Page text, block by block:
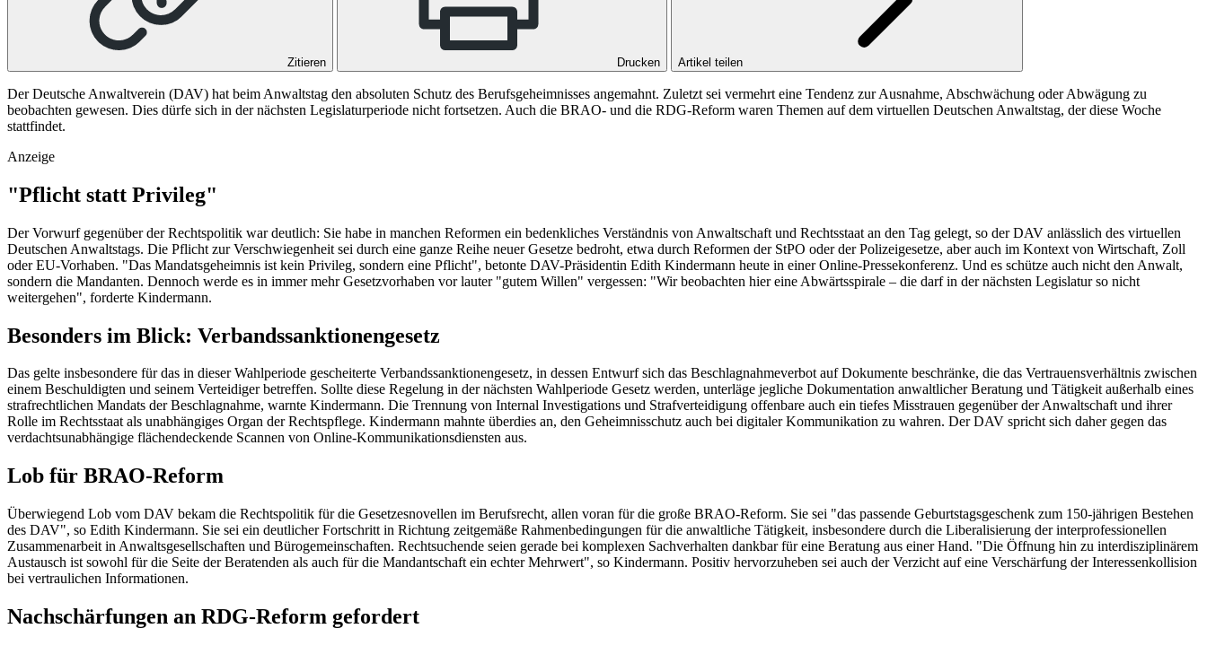
Zitieren Drucken Artikel teilen
Der Deutsche Anwaltverein (DAV) hat beim Anwaltstag den absoluten Schutz des Berufsgeheimnisses angemahnt. Zuletzt sei vermehrt eine Tendenz zur Ausnahme, Abschwächung oder Abwägung zu
beobachten gewesen. Dies dürfe sich in der nächsten Legislaturperiode nicht fortsetzen. Auch die BRAO- und die RDG-Reform waren Themen auf dem virtuellen Deutschen Anwaltstag, der diese Woche
stattfindet.
Anzeige
"Pflicht statt Privileg"
Der Vorwurf gegenüber der Rechtspolitik war deutlich: Sie habe in manchen Reformen ein bedenkliches Verständnis von Anwaltschaft und Rechtsstaat an den Tag gelegt, so der DAV anlässlich des virtuellen
Deutschen Anwaltstags. Die Pflicht zur Verschwiegenheit sei durch eine ganze Reihe neuer Gesetze bedroht, etwa durch Reformen der StPO oder der Polizeigesetze, aber auch im Kontext von Wirtschaft, Zoll
oder EU-Vorhaben. "Das Mandatsgeheimnis ist kein Privileg, sondern eine Pflicht", betonte DAV-Präsidentin Edith Kindermann heute in einer Online-Pressekonferenz. Und es schütze auch nicht den Anwalt,
sondern die Mandanten. Dennoch werde es in immer mehr Gesetzvorhaben vor lauter "gutem Willen" vergessen: "Wir beobachten hier eine Abwärtsspirale – die darf in der nächsten Legislatur so nicht
weitergehen", forderte Kindermann.
Besonders im Blick: Verbandssanktionengesetz
Das gelte insbesondere für das in dieser Wahlperiode gescheiterte Verbandssanktionengesetz, in dessen Entwurf sich das Beschlagnahmeverbot auf Dokumente beschränke, die das Vertrauensverhältnis zwischen
einem Beschuldigten und seinem Verteidiger betreffen. Sollte diese Regelung in der nächsten Wahlperiode Gesetz werden, unterläge jegliche Dokumentation anwaltlicher Beratung und Tätigkeit außerhalb eines
strafrechtlichen Mandats der Beschlagnahme, warnte Kindermann. Die Trennung von Internal Investigations und Strafverteidigung offenbare auch ein tiefes Misstrauen gegenüber der Anwaltschaft und ihrer
Rolle im Rechtsstaat als unabhängiges Organ der Rechtspflege. Kindermann mahnte überdies an, den Geheimnisschutz auch bei digitaler Kommunikation zu wahren. Der DAV spricht sich daher gegen das
verdachtsunabhängige flächendeckende Scannen von Online-Kommunikationsdiensten aus.
Lob für BRAO-Reform
Überwiegend Lob vom DAV bekam die Rechtspolitik für die Gesetzesnovellen im Berufsrecht, allen voran für die große BRAO-Reform. Sie sei "das passende Geburtstagsgeschenk zum 150-jährigen Bestehen
des DAV", so Edith Kindermann. Sie sei ein deutlicher Fortschritt in Richtung zeitgemäße Rahmenbedingungen für die anwaltliche Tätigkeit, insbesondere durch die Liberalisierung der interprofessionellen
Zusammenarbeit in Anwaltsgesellschaften und Bürogemeinschaften. Rechtsuchende seien gerade bei komplexen Sachverhalten dankbar für eine Beratung aus einer Hand. "Die Öffnung hin zu interdisziplinärem
Austausch ist sowohl für die Seite der Beratenden als auch für die Mandantschaft ein echter Mehrwert", so Kindermann. Positiv hervorzuheben sei auch der Verzicht auf eine Verschärfung der Interessenkollision
bei vertraulichen Informationen.
Nachschärfungen an RDG-Reform gefordert